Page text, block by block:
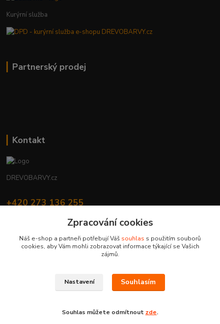
Kurýrní služba
Partnerský prodej
Kontakt
DREVOBARVY.cz
+420 273 136 255
Vytvořeno na
Eshop-rychle.cz
Zpracování cookies
Náš e-shop a partneři potřebují Váš souhlas s použitím souborů
cookies, aby Vám mohli zobrazovat informace týkající se Vašich
zájmů.
Nastavení Souhlasím
Souhlas můžete odmítnout zde.